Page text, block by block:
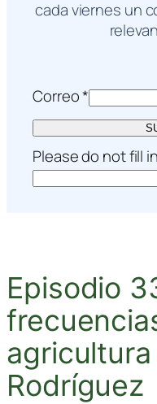
cada viernes un
Correo*
Please do not fill
Episodio
Rodríguez